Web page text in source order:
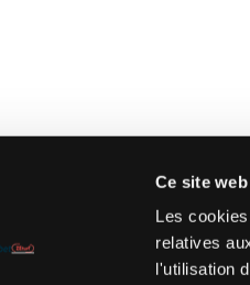
Ce site
Les
relatives
l'utilisation